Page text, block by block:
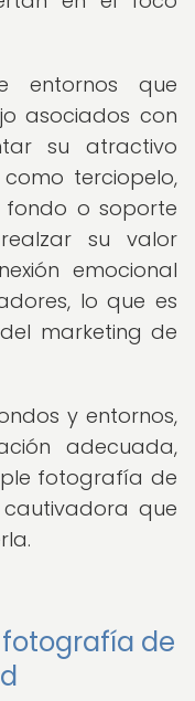
entornos que
asociados con
su atractivo
terciopelo,
o soporte
su valor
emocional
lo que es
marketing de
y entornos,
adecuada,
fotografía de
que
de